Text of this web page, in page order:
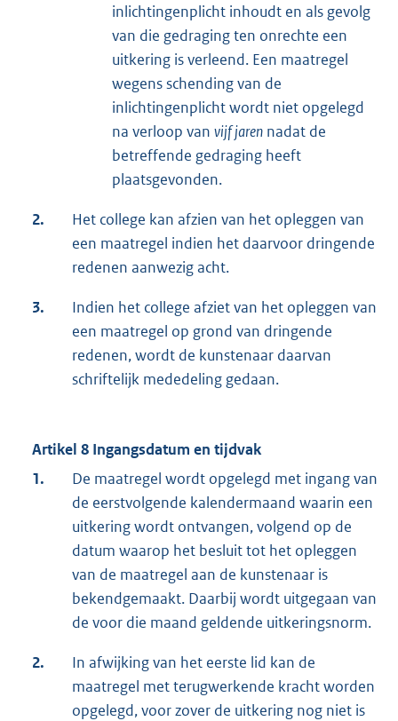
inlichtingenplicht inhoudt en als gevolg
van die gedraging ten onrechte een
uitkering is verleend. Een maatregel
wegens schending van de
inlichtingenplicht wordt niet opgelegd
na verloop van vijf jaren nadat de
betreffende gedraging heeft
plaatsgevonden.
2.
Het college kan afzien van het opleggen van
een maatregel indien het daarvoor dringende
redenen aanwezig acht.
3.
Indien het college afziet van het opleggen van
een maatregel op grond van dringende
redenen, wordt de kunstenaar daarvan
schriftelijk mededeling gedaan.
Artikel 8 Ingangsdatum en tijdvak
1.
De maatregel wordt opgelegd met ingang van
de eerstvolgende kalendermaand waarin een
uitkering wordt ontvangen, volgend op de
datum waarop het besluit tot het opleggen
van de maatregel aan de kunstenaar is
bekendgemaakt. Daarbij wordt uitgegaan van
de voor die maand geldende uitkeringsnorm.
2.
In afwijking van het eerste lid kan de
maatregel met terugwerkende kracht worden
opgelegd, voor zover de uitkering nog niet is